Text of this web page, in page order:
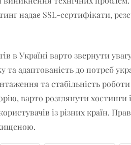
надає SSL-сертифікати,
в Україні варто звернути
та адаптованість до потреб
та стабільність
варто розглянути хостинги
із різних країн.